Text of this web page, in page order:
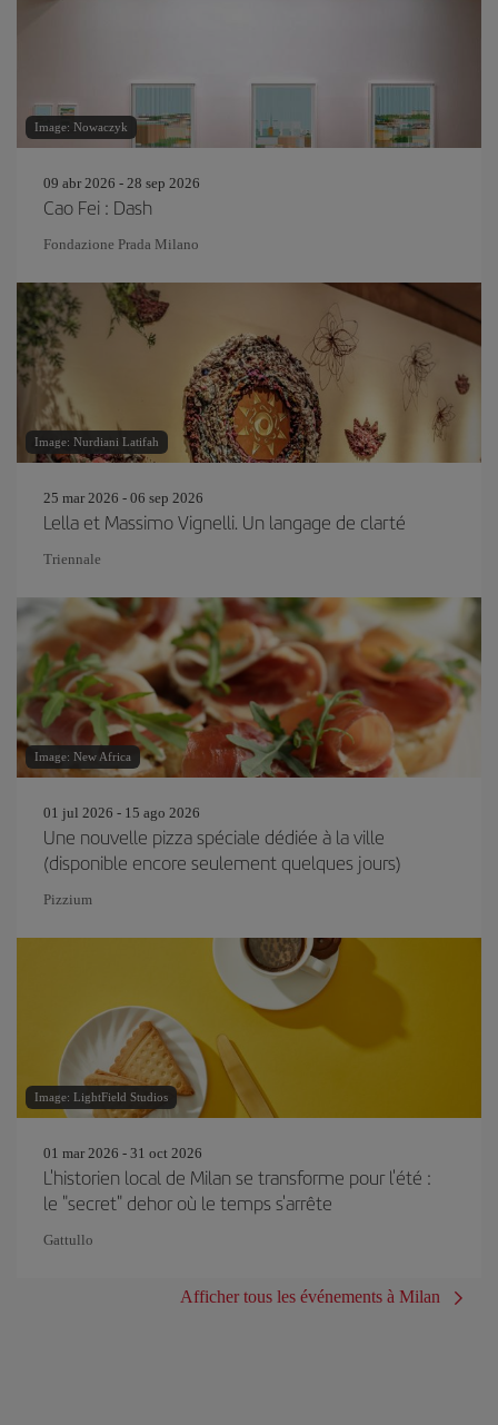
Image: Nowaczyk
09 abr 2026 - 28 sep 2026
Cao Fei : Dash
Fondazione Prada Milano
Image: Nurdiani Latifah
25 mar 2026 - 06 sep 2026
Lella et Massimo Vignelli. Un langage de clarté
Triennale
Image: New Africa
01 jul 2026 - 15 ago 2026
Une nouvelle pizza spéciale dédiée à la ville
(disponible encore seulement quelques jours)
Pizzium
Image: LightField Studios
01 mar 2026 - 31 oct 2026
L'historien local de Milan se transforme pour l'été :
le "secret" dehor où le temps s'arrête
Gattullo
Afficher tous les événements à Milan